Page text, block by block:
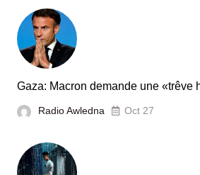
Gaza: Macron demande une «trêve
Radio Awledna Oct 27